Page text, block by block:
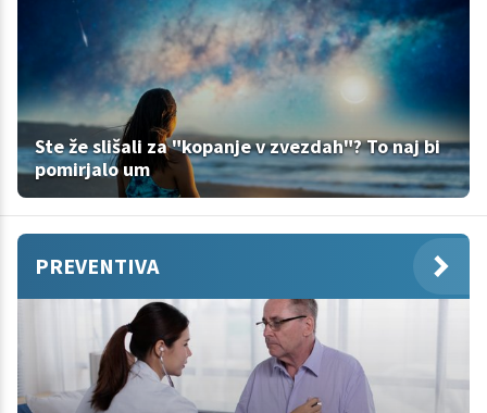
Ste že slišali za "kopanje v zvezdah"? To naj bi
pomirjalo um
PREVENTIVA